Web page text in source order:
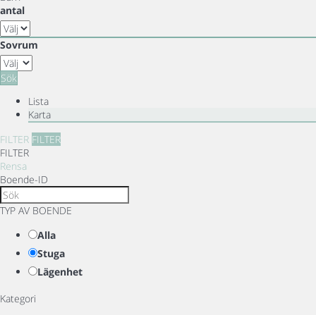
antal
Sovrum
Sök
Lista
Karta
FILTER FILTER
FILTER
Rensa
Boende-ID
TYP AV BOENDE
Alla
Stuga
Lägenhet
Kategori